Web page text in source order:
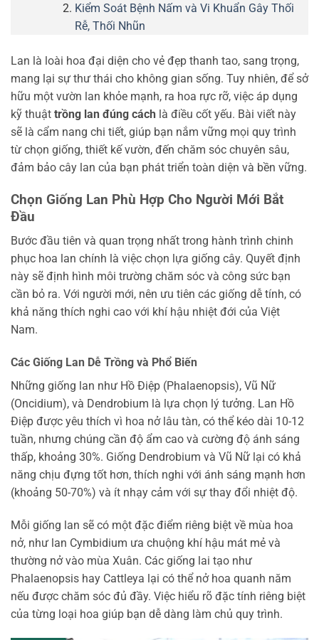
Kiểm Soát Bệnh Nấm và Vi Khuẩn Gây Thối
Rễ, Thối Nhũn
Lan là loài hoa đại diện cho vẻ đẹp thanh tao, sang trọng,
mang lại sự thư thái cho không gian sống. Tuy nhiên, để sở
hữu một vườn lan khỏe mạnh, ra hoa rực rỡ, việc áp dụng
kỹ thuật trồng lan đúng cách là điều cốt yếu. Bài viết này
sẽ là cẩm nang chi tiết, giúp bạn nắm vững mọi quy trình
từ chọn giống, thiết kế vườn, đến chăm sóc chuyên sâu,
đảm bảo cây lan của bạn phát triển toàn diện và bền vững.
Chọn Giống Lan Phù Hợp Cho Người Mới Bắt
Đầu
Bước đầu tiên và quan trọng nhất trong hành trình chinh
phục hoa lan chính là việc chọn lựa giống cây. Quyết định
này sẽ định hình môi trường chăm sóc và công sức bạn
cần bỏ ra. Với người mới, nên ưu tiên các giống dễ tính, có
khả năng thích nghi cao với khí hậu nhiệt đới của Việt
Nam.
Các Giống Lan Dễ Trồng và Phổ Biến
Những giống lan như Hồ Điệp (Phalaenopsis), Vũ Nữ
(Oncidium), và Dendrobium là lựa chọn lý tưởng. Lan Hồ
Điệp được yêu thích vì hoa nở lâu tàn, có thể kéo dài 10-12
tuần, nhưng chúng cần độ ẩm cao và cường độ ánh sáng
thấp, khoảng 30%. Giống Dendrobium và Vũ Nữ lại có khả
năng chịu đựng tốt hơn, thích nghi với ánh sáng mạnh hơn
(khoảng 50-70%) và ít nhạy cảm với sự thay đổi nhiệt độ.
Mỗi giống lan sẽ có một đặc điểm riêng biệt về mùa hoa
nở, như lan Cymbidium ưa chuộng khí hậu mát mẻ và
thường nở vào mùa Xuân. Các giống lai tạo như
Phalaenopsis hay Cattleya lại có thể nở hoa quanh năm
nếu được chăm sóc đủ đầy. Việc hiểu rõ đặc tính riêng biệt
của từng loại hoa giúp bạn dễ dàng làm chủ quy trình.